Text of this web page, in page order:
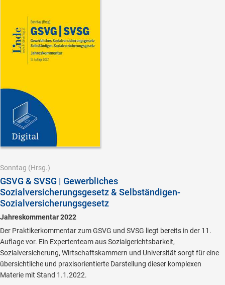
Sonntag (Hrsg.)
GSVG & SVSG | Gewerbliches
Sozialversicherungsgesetz & Selbständigen-
Sozialversicherungsgesetz
Jahreskommentar 2022
Der Praktikerkommentar zum GSVG und SVSG liegt bereits in der 11.
Auflage vor. Ein Expertenteam aus Sozialgerichtsbarkeit,
Sozialversicherung, Wirtschaftskammern und Universität sorgt für eine
übersichtliche und praxisorientierte Darstellung dieser komplexen
Materie mit Stand 1.1.2022.